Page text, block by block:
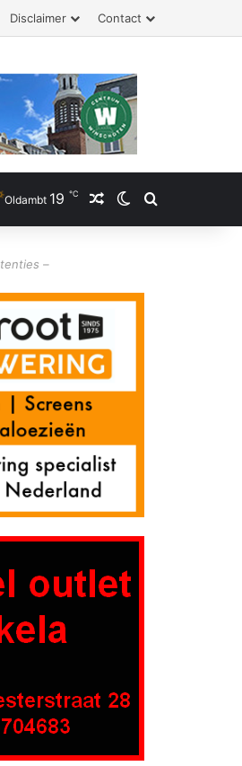
Disclaimer Contact
Oldambt 19 ℃ Willekeurig artikel
Switch skin
Zoeken
–